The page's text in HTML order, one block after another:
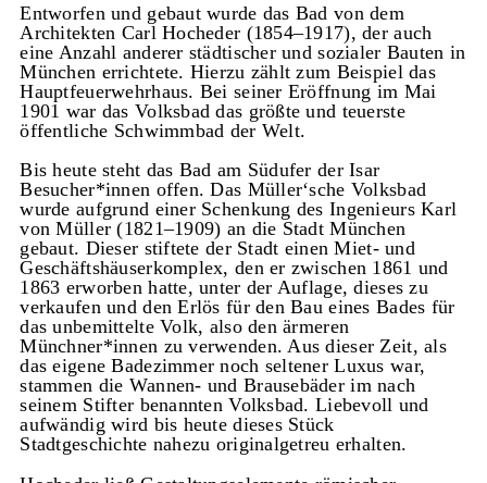
Entworfen und gebaut wurde das Bad von dem
Architekten Carl Hocheder (1854–1917), der auch
eine Anzahl anderer städtischer und sozialer Bauten in
München errichtete. Hierzu zählt zum Beispiel das
Hauptfeuerwehrhaus. Bei seiner Eröffnung im Mai
1901 war das Volksbad das größte und teuerste
öffentliche Schwimmbad der Welt.
Bis heute steht das Bad am Südufer der Isar
Besucher*innen offen. Das Müller‘sche Volksbad
wurde aufgrund einer Schenkung des Ingenieurs Karl
von Müller (1821–1909) an die Stadt München
gebaut. Dieser stiftete der Stadt einen Miet- und
Geschäftshäuserkomplex, den er zwischen 1861 und
1863 erworben hatte, unter der Auflage, dieses zu
verkaufen und den Erlös für den Bau eines Bades für
das unbemittelte Volk, also den ärmeren
Münchner*innen zu verwenden. Aus dieser Zeit, als
das eigene Badezimmer noch seltener Luxus war,
stammen die Wannen- und Brausebäder im nach
seinem Stifter benannten Volksbad. Liebevoll und
aufwändig wird bis heute dieses Stück
Stadtgeschichte nahezu originalgetreu erhalten.